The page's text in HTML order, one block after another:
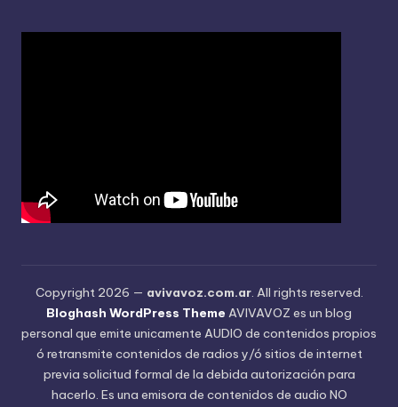
Copyright 2026 — avivavoz.com.ar. All rights reserved.
Bloghash WordPress Theme AVIVAVOZ es un blog
personal que emite unicamente AUDIO de contenidos propios
ó retransmite contenidos de radios y/ó sitios de internet
previa solicitud formal de la debida autorización para
hacerlo. Es una emisora de contenidos de audio NO